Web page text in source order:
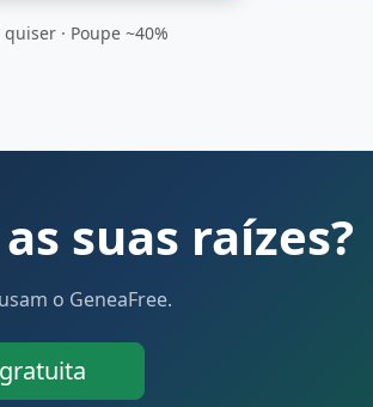
· Poupe ~40%
suas raízes?
o GeneaFree.